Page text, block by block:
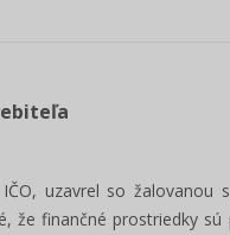
uzavrel so žalovanou
že finančné prostriedky